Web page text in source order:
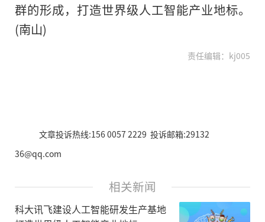
群的形成，打造世界级人工智能产业地标。
(南山)
责任编辑：kj005
文章投诉热线:156 0057 2229 投诉邮箱:29132
36@qq.com
相关新闻
科大讯飞建设人工智能研发生产基地